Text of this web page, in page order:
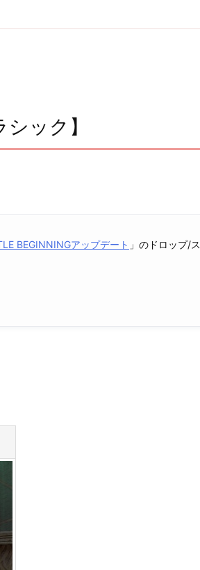
ック】
BEGINNINGアップデート 」のドロップ/ス